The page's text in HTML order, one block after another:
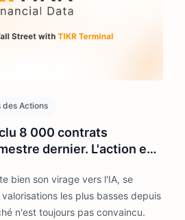
des Actions
8 000 contrats
dernier. L'action est
bien son virage vers l'IA, se
les plus basses depuis
n'est toujours pas convaincu.